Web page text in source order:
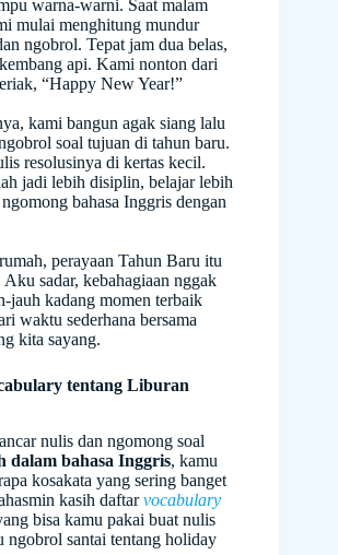
warna-warni. Saat malam
mulai menghitung mundur
ngobrol. Tepat jam dua belas,
api. Kami nonton dari
“Happy New Year!”
kami bangun agak siang lalu
soal tujuan di tahun baru.
resolusinya di kertas kecil.
jadi lebih disiplin, belajar lebih
bahasa Inggris dengan
perayaan Tahun Baru itu
Aku sadar, kebahagiaan nggak
jauh kadang momen terbaik
waktu sederhana bersama
kita sayang.
tentang Liburan
nulis dan ngomong soal
dalam bahasa Inggris, kamu
kosakata yang sering banget
kasih daftarvocabulary
bisa kamu pakai buat nulis
ngobrol santai tentang holiday